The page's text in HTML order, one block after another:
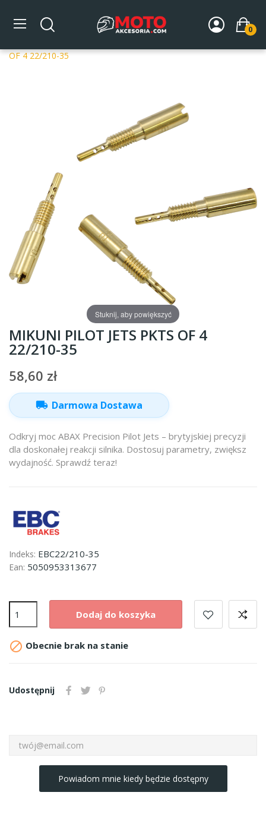
0
Strona główna DLA MOTOCYKLA
Układ paliwowy
OF 4 22/210-35
Stuknij, aby powiększyć
MIKUNI PILOT JETS PKTS OF 4
22/210-35
58,60 zł
local_shipping Darmowa Dostawa
Odkryj moc ABAX Precision Pilot Jets – brytyjskiej precyzji
dla doskonałej reakcji silnika. Dostosuj parametry, zwiększ
wydajność. Sprawdź teraz!
Indeks: EBC22/210-35
Ean: 5050953313677
Dodaj do koszyka
 Obecnie brak na stanie
Udostępnij
Powiadom mnie kiedy będzie dostępny